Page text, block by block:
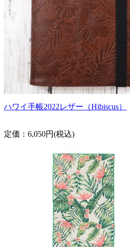
ハワイ手帳2022レザー（Hibiscus）
定価：6,050円(税込)